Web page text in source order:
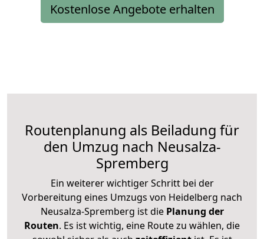
Kostenlose Angebote erhalten
Routenplanung als Beiladung für
den Umzug nach Neusalza-
Spremberg
Ein weiterer wichtiger Schritt bei der
Vorbereitung eines Umzugs von Heidelberg nach
Neusalza-Spremberg ist diePlanung der
Routen. Es ist wichtig, eine Route zu wählen, die